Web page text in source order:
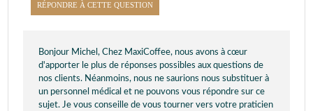
RÉPONDRE À CETTE QUESTION
Bonjour Michel, Chez MaxiCoffee, nous avons à cœur
d'apporter le plus de réponses possibles aux questions de
nos clients. Néanmoins, nous ne saurions nous substituer à
un personnel médical et ne pouvons vous répondre sur ce
sujet. Je vous conseille de vous tourner vers votre praticien